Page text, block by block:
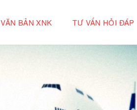
VĂN BẢN XNK TƯ VẤN HỎI ĐÁP